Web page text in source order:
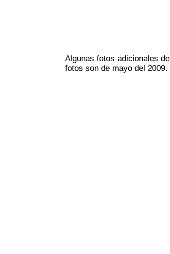
Algunas fotos adicionales de
fotos son de mayo del 2009.